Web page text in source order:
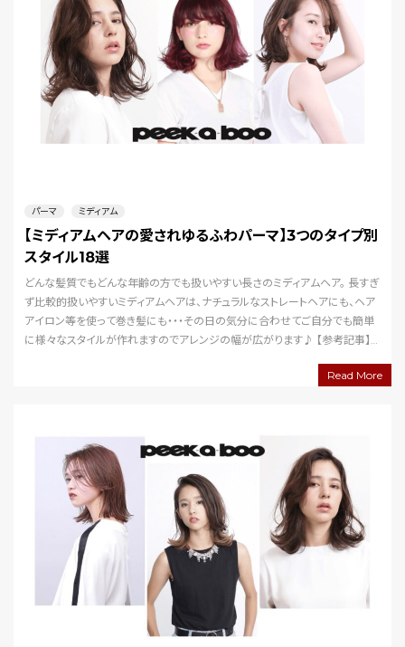
パーマ ミディアム
【ミディアムヘアの愛されゆるふわパーマ】3つのタイプ別
スタイル18選
どんな髪質でもどんな年齢の方でも扱いやすい長さのミディアムヘア。 長すぎ
ず比較的扱いやすいミディアムヘアは、ナチュラルなストレートヘアにも、ヘア
アイロン等を使って巻き髪にも・・・その日の気分に合わせてご自分でも簡単
に様々なスタイルが作れますのでアレンジの幅が広がります♪ 【参考記事】
Read More